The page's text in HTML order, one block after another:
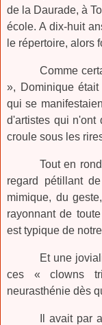
de la Daurade, à
école. A dix-huit
le répertoire, alors
Comme
», Dominique
qui se
d'artistes qui n'ont
croule sous les
Tout en
regard pétillant
mimique, du
rayonnant de
est typique de
Et une
ces « clowns
neurasthénie dès
Il avait par